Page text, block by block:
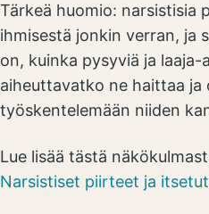
Tärkeä huomio: narsistisia
ihmisestä jonkin verran, ja
on, kuinka pysyviä ja
aiheuttavatko ne haittaa ja
työskentelemään niiden
Lue lisää tästä
Narsistiset piirteet ja